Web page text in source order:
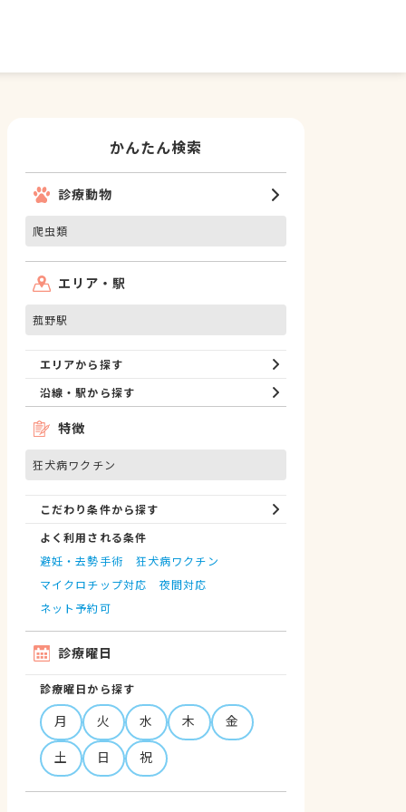
かんたん検索
診療動物
爬虫類
エリア・駅
菰野駅
エリアから探す
沿線・駅から探す
特徴
狂犬病ワクチン
こだわり条件から探す
よく利用される条件
避妊・去勢手術
狂犬病ワクチン
マイクロチップ対応
夜間対応
ネット予約可
診療曜日
診療曜日から探す
月 火 水 木
金
土
日 祝